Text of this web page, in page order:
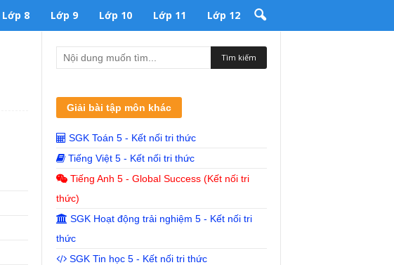
Lớp 8 Lớp 9 Lớp 10 Lớp 11 Lớp 12
Giải bài tập môn khác
SGK Toán 5 - Kết nối tri thức
Tiếng Việt 5 - Kết nối tri thức
Tiếng Anh 5 - Global Success (Kết nối tri
thức)
SGK Hoạt động trải nghiệm 5 - Kết nối tri
thức
SGK Tin học 5 - Kết nối tri thức